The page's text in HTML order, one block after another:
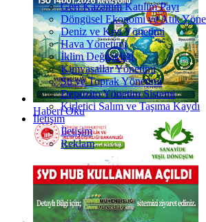
Haberi Oku
Geri Kazanım Katılım Payı
Döngüsel Ekonomi ve Atık
Deniz ve Kıyı Yönetimi
Hava Yönetimi
İklim Değişikliği
Kimyasallar Yönetimi
Su ve Toprak Yönetimi
Depozito Yönetim Sistemi
Kirletici Salım ve Taşıma Kaydı
İletişim
İletişim
Reklam